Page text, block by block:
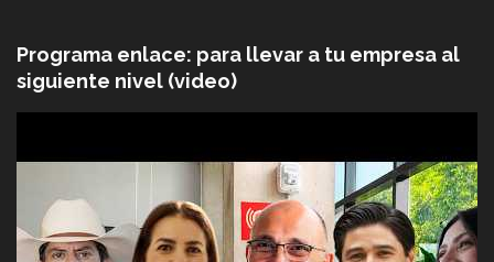
Programa enlace: para llevar a tu empresa al
siguiente nivel (video)